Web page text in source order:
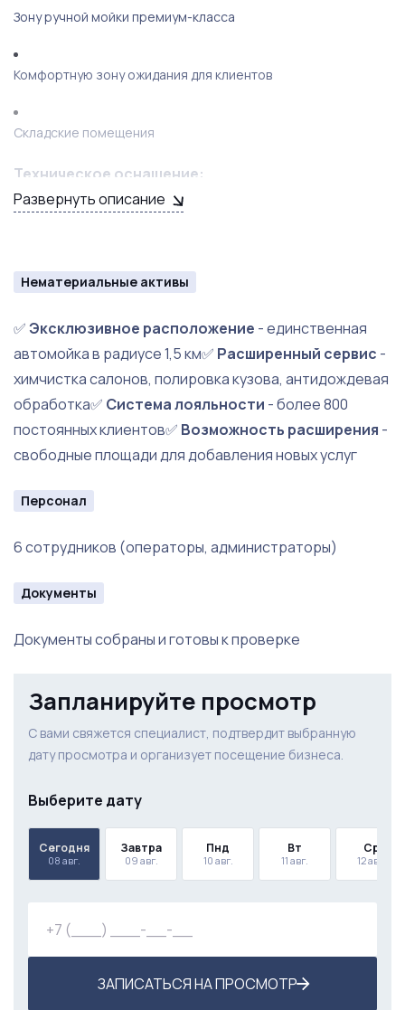
Зону ручной мойки премиум-класса
Комфортную зону ожидания для клиентов
Складские помещения
Техническое оснащение:
Современные портальные мойки Karcher
Система очистки и рециркуляции воды
Пылесосы высокой мощности
Профессиональные полировальные машины
Развернуть описание
Нематериальные активы
✅Эксклюзивное расположение - единственная
автомойка в радиусе 1,5 км✅ Расширенный сервис -
химчистка салонов, полировка кузова, антидождевая
обработка✅ Система лояльности - более 800
постоянных клиентов✅ Возможность расширения -
свободные площади для добавления новых услуг
Персонал
6 сотрудников (операторы, администраторы)
Документы
Документы собраны и готовы к проверке
Запланируйте просмотр
С вами свяжется специалист, подтвердит выбранную
дату просмотра и организует посещение бизнеса.
Выберите дату
Сегодня
08 авг.
Завтра
09 авг.
Пнд
10 авг.
Вт
11 авг.
Ср
12 авг.
ЗАПИСАТЬСЯ НА ПРОСМОТР